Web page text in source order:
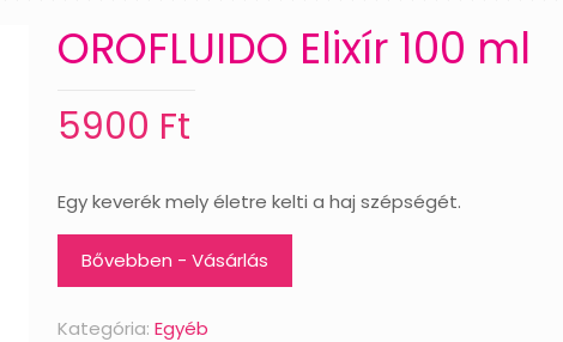
OROFLUIDO Elixír 100 ml
5900 Ft
Egy keverék mely életre kelti a haj szépségét.
Bővebben - Vásárlás
Kategória: Egyéb